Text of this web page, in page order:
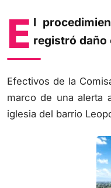
E l
registró daño
Efectivos de la
marco de una alerta
iglesia del barrio